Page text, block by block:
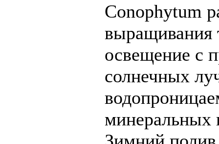
Conophytum
выращивания
освещение с
солнечных
минеральных